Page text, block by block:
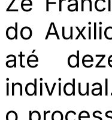
do
até